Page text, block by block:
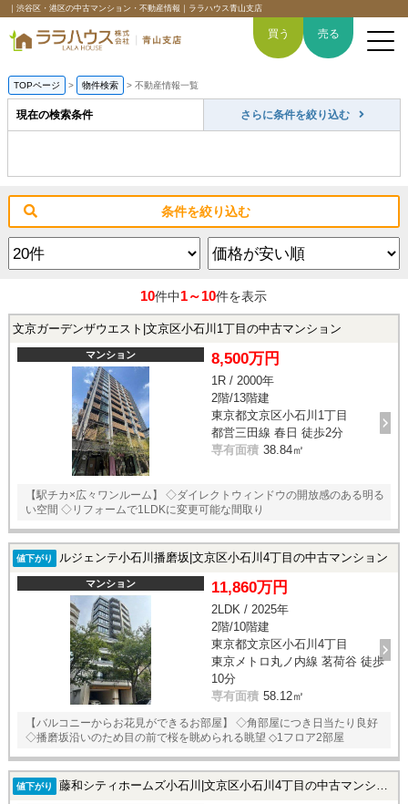
｜渋谷区・港区の中古マンション・不動産情報｜ララハウス青山支店
買いたい
売りたい
6つの強み
スタッフ紹介
お問い合わせ
お気に入り物件
買う 売る
TOPページ > 物件検索 > 不動産情報一覧
現在の検索条件 さらに条件を絞り込む
条件を絞り込む
10件中1～10件を表示
文京ガーデンザウエスト|文京区小石川1丁目の中古マンション
マンション 8,500万円
1R / 2000年
2階/13階建
東京都文京区小石川1丁目
都営三田線 春日 徒歩2分
専有面積 38.84㎡
【駅チカ×広々ワンルーム】 ◇ダイレクトウィンドウの開放感のある明る
い空間 ◇リフォームで1LDKに変更可能な間取り
値下がり ルジェンテ小石川播磨坂|文京区小石川4丁目の中古マンション
マンション 11,860万円
2LDK / 2025年
2階/10階建
東京都文京区小石川4丁目
東京メトロ丸ノ内線 茗荷谷 徒歩
10分
専有面積 58.12㎡
【バルコニーからお花見ができるお部屋】 ◇角部屋につき日当たり良好
◇播磨坂沿いのため目の前で桜を眺められる眺望 ◇1フロア2部屋
値下がり 藤和シティホームズ小石川|文京区小石川4丁目の中古マンション